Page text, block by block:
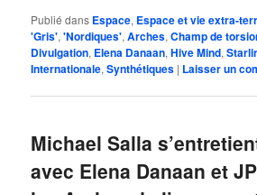
Publié dans Espace, Espace et vie extra-
'Gris','Nordiques',Arches,Champ de
Divulgation, Elena Danaan,Hive Mind,
Internationale,Synthétiques | Laisser un
Michael Salla
avec Elena Danaan et